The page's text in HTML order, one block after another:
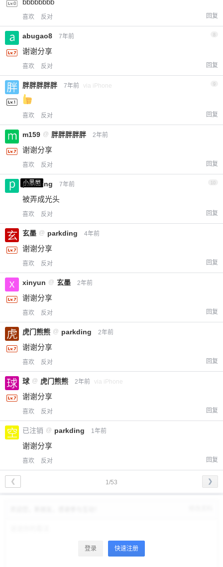
喜欢 反对 回复
abugao8 7年前
谢谢分享
喜欢 反对 回复
胖胖胖胖胖 7年前 via iPhone 9
喜欢 反对 回复
m159 @ 胖胖胖胖胖 2年前
谢谢分享
喜欢 反对 回复
小黑屋
parkding 7年前
被弄成光头
喜欢 反对 回复
玄墨 @ parkding 4年前
谢谢分享
喜欢 反对 回复
xinyun @ 玄墨 2年前
谢谢分享
喜欢 反对 回复
虎门熊熊 @ parkding 2年前
谢谢分享
喜欢 反对 回复
球 @ 虎门熊熊 2年前 via iPhone
谢谢分享
喜欢 反对 回复
已注销 @ parkding 1年前
谢谢分享
喜欢 反对 回复
1/53
❮ ❯
登录 快速注册